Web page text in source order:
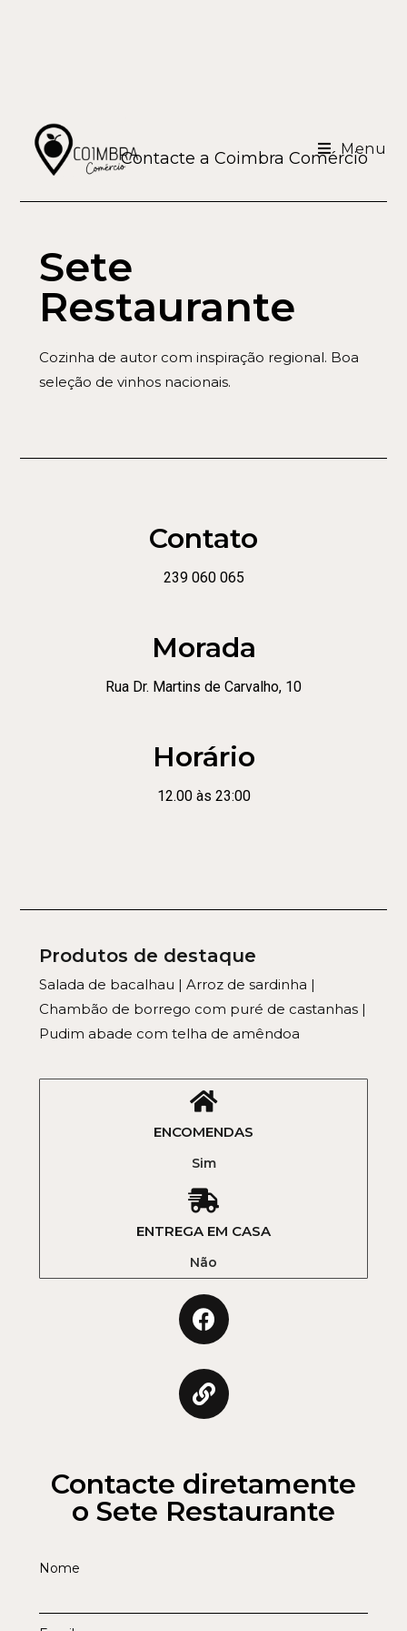
Menu
Contacte a Coimbra Comércio
Sete
Restaurante
Cozinha de autor com inspiração regional. Boa
seleção de vinhos nacionais.
Contato
239 060 065
Morada
Rua Dr. Martins de Carvalho, 10
Horário
12.00 às 23:00
Produtos de destaque
Salada de bacalhau | Arroz de sardinha |
Chambão de borrego com puré de castanhas |
Pudim abade com telha de amêndoa
ENCOMENDAS
Sim
ENTREGA EM CASA
Não
Contacte diretamente
o Sete Restaurante
Nome